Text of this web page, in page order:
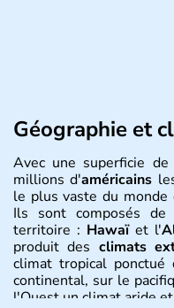
Géographie et
Avec une superficie
millions d'américains
le plus vaste du
Ils sont composés
territoire : Hawaïet l'
produit des climats
climat tropical ponctué
continental, sur le
l'Ouest un climat aride